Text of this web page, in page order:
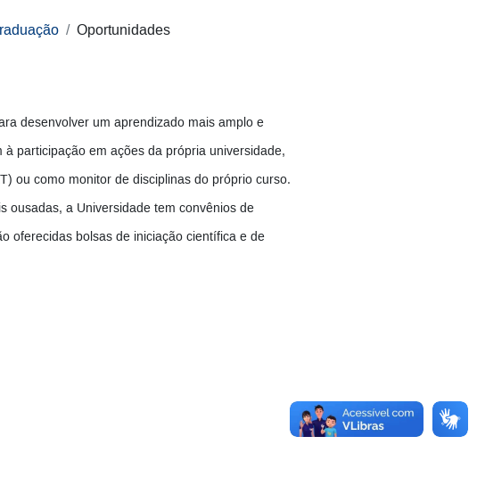
Oportunidades
desenvolver um aprendizado mais amplo e
participação em ações da própria universidade,
ou como monitor de disciplinas do próprio curso.
ousadas, a Universidade tem convênios de
oferecidas bolsas de iniciação científica e de